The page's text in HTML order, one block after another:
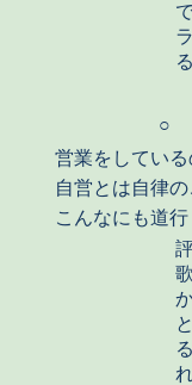
○
営業をしてい
自営とは自律
こんなにも道